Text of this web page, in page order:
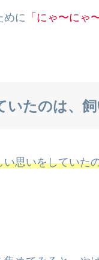
めに 「にゃ〜にゃ
いたのは、
い思いをしていた